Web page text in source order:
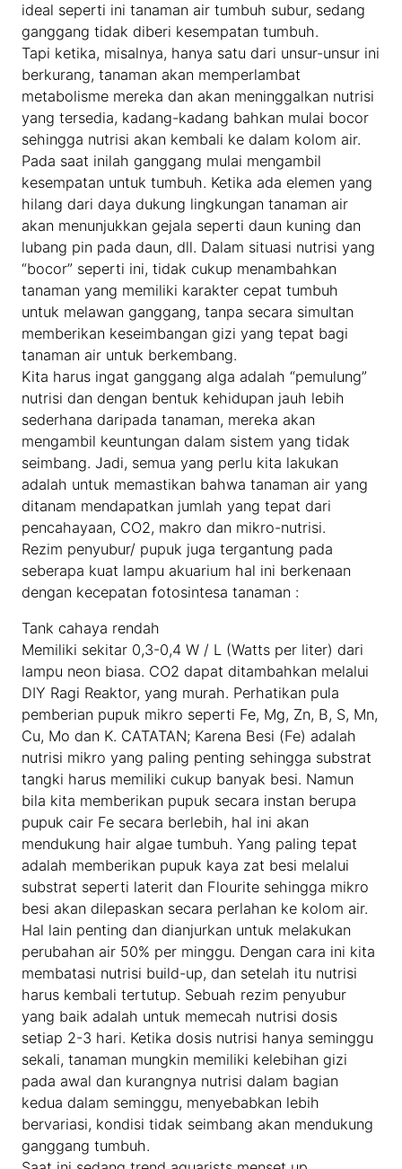
ideal seperti ini tanaman air tumbuh subur, sedang
ganggang tidak diberi kesempatan tumbuh.
Tapi ketika, misalnya, hanya satu dari unsur-unsur ini
berkurang, tanaman akan memperlambat
metabolisme mereka dan akan meninggalkan nutrisi
yang tersedia, kadang-kadang bahkan mulai bocor
sehingga nutrisi akan kembali ke dalam kolom air.
Pada saat inilah ganggang mulai mengambil
kesempatan untuk tumbuh. Ketika ada elemen yang
hilang dari daya dukung lingkungan tanaman air
akan menunjukkan gejala seperti daun kuning dan
lubang pin pada daun, dll. Dalam situasi nutrisi yang
“bocor” seperti ini, tidak cukup menambahkan
tanaman yang memiliki karakter cepat tumbuh
untuk melawan ganggang, tanpa secara simultan
memberikan keseimbangan gizi yang tepat bagi
tanaman air untuk berkembang.
Kita harus ingat ganggang alga adalah “pemulung”
nutrisi dan dengan bentuk kehidupan jauh lebih
sederhana daripada tanaman, mereka akan
mengambil keuntungan dalam sistem yang tidak
seimbang. Jadi, semua yang perlu kita lakukan
adalah untuk memastikan bahwa tanaman air yang
ditanam mendapatkan jumlah yang tepat dari
pencahayaan, CO2, makro dan mikro-nutrisi.
Rezim penyubur/ pupuk juga tergantung pada
seberapa kuat lampu akuarium hal ini berkenaan
dengan kecepatan fotosintesa tanaman :
Tank cahaya rendah
Memiliki sekitar 0,3-0,4 W / L (Watts per liter) dari
lampu neon biasa. CO2 dapat ditambahkan melalui
DIY Ragi Reaktor, yang murah. Perhatikan pula
pemberian pupuk mikro seperti Fe, Mg, Zn, B, S, Mn,
Cu, Mo dan K. CATATAN; Karena Besi (Fe) adalah
nutrisi mikro yang paling penting sehingga substrat
tangki harus memiliki cukup banyak besi. Namun
bila kita memberikan pupuk secara instan berupa
pupuk cair Fe secara berlebih, hal ini akan
mendukung hair algae tumbuh. Yang paling tepat
adalah memberikan pupuk kaya zat besi melalui
substrat seperti laterit dan Flourite sehingga mikro
besi akan dilepaskan secara perlahan ke kolom air.
Hal lain penting dan dianjurkan untuk melakukan
perubahan air 50% per minggu. Dengan cara ini kita
membatasi nutrisi build-up, dan setelah itu nutrisi
harus kembali tertutup. Sebuah rezim penyubur
yang baik adalah untuk memecah nutrisi dosis
setiap 2-3 hari. Ketika dosis nutrisi hanya seminggu
sekali, tanaman mungkin memiliki kelebihan gizi
pada awal dan kurangnya nutrisi dalam bagian
kedua dalam seminggu, menyebabkan lebih
bervariasi, kondisi tidak seimbang akan mendukung
ganggang tumbuh.